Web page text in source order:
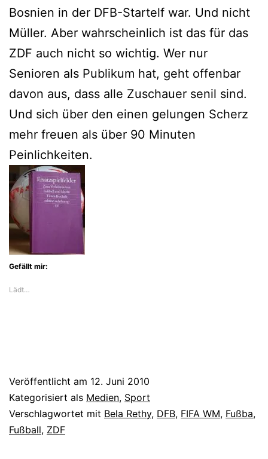
Bosnien in der DFB-Startelf war. Und nicht
Müller. Aber wahrscheinlich ist das für das
ZDF auch nicht so wichtig. Wer nur
Senioren als Publikum hat, geht offenbar
davon aus, dass alle Zuschauer senil sind.
Und sich über den einen gelungen Scherz
mehr freuen als über 90 Minuten
Peinlichkeiten.
Gefällt mir:
Lädt…
Veröffentlicht am 12. Juni 2010
Kategorisiert als Medien, Sport
Verschlagwortet mit Bela Rethy, DFB, FIFA WM, Fußba,
Fußball, ZDF